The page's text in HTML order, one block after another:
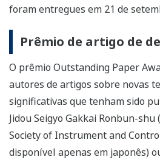
foram entregues em 21 de
Prêmio de artigo de
O prêmio Outstanding Paper
autores de artigos sobre novas
significativas que tenham sido
Jidou Seigyo Gakkai Ronbun-shu
Society of Instrument and
disponível apenas em japonês)